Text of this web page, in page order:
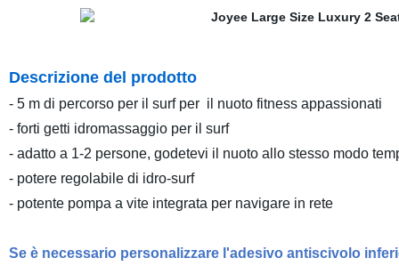
Descrizione del prodotto
- 5 m di percorso per il surf per il nuoto fitness appassionati
- forti getti idromassaggio per il surf
- adatto a 1-2 persone, godetevi il nuoto allo stesso modo
- potere regolabile di idro-surf
- potente pompa a vite integrata per navigare in rete
Se è necessario personalizzare l'adesivo antiscivolo